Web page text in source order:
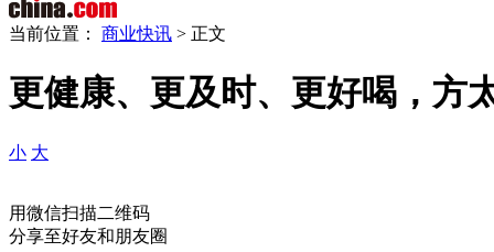
当前位置： 商业快讯 > 正文
更健康、更及时、更好喝，方
小 大
用微信扫描二维码
分享至好友和朋友圈